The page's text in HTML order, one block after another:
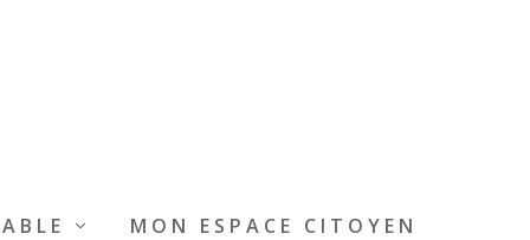
MON ESPACE CITOYEN